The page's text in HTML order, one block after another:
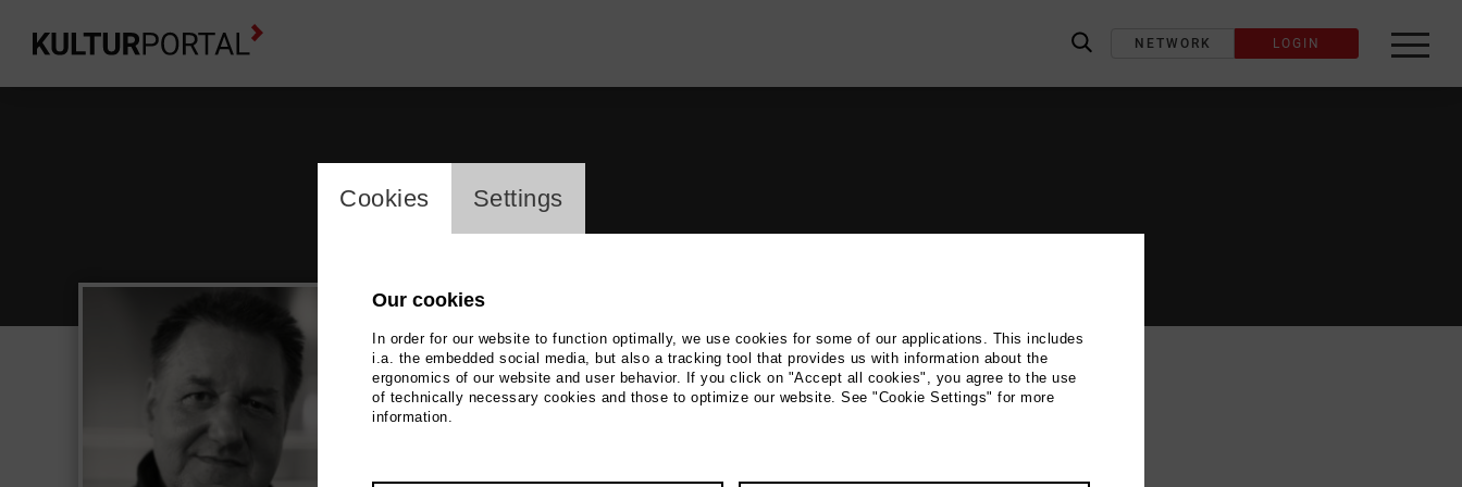
label_search
NETWORK LOGIN
Herbert Böttcher (Herbert Boettcher)
cookie_layer
Cookies Settings
Our cookies
In order for our website to function optimally, we use cookies for some of our applications. This includes
i.a. the embedded social media, but also a tracking tool that provides us with information about the
ergonomics of our website and user behavior. If you click on "Accept all cookies", you agree to the use
of technically necessary cookies and those to optimize our website. See "Cookie Settings" for more
information.